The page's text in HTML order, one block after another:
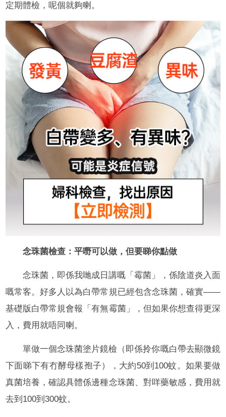
定期體檢，呢個就夠喇。
念珠菌檢查：平嘢可以做，但要睇你點做
念珠菌，即係我哋成日講嘅「霉菌」，係陰道炎入面
嘅常客。好多人以為白帶常規已經包含念珠菌，確實——
基礎版白帶常規會報「有無霉菌」，但如果你想查得更深
入，費用就唔同喇。
單做一個念珠菌塗片鏡檢（即係拎你嘅白帶去顯微鏡
下面睇下有冇酵母樣孢子），大約50到100蚊。如果要做
真菌培養，確認具體係邊種念珠菌、對咩藥敏感，費用就
去到100到300蚊。